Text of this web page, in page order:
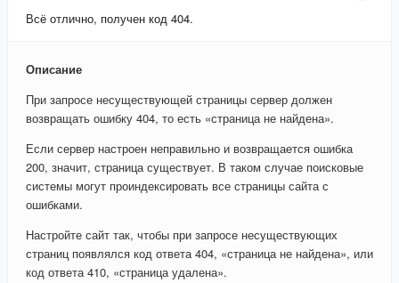
Всё отлично, получен код 404.
Описание
При запросе несуществующей страницы сервер должен
возвращать ошибку 404, то есть «страница не найдена».
Если сервер настроен неправильно и возвращается ошибка
200, значит, страница существует. В таком случае поисковые
системы могут проиндексировать все страницы сайта с
ошибками.
Настройте сайт так, чтобы при запросе несуществующих
страниц появлялся код ответа 404, «страница не найдена», или
код ответа 410, «страница удалена».